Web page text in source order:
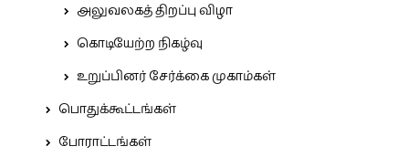
அலுவலகத் திறப்பு விழா
கொடியேற்ற நிகழ்வு
உறுப்பினர் சேர்க்கை முகாம்கள்
பொதுக்கூட்டங்கள்
போராட்டங்கள்